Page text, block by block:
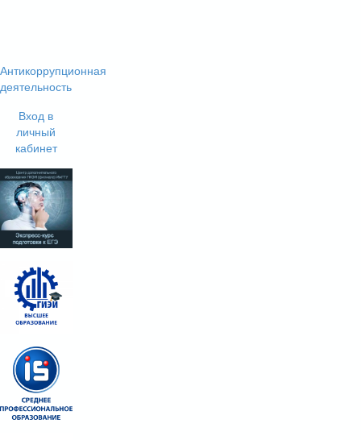
Антикоррупционная
деятельность
Вход в
личный
кабинет